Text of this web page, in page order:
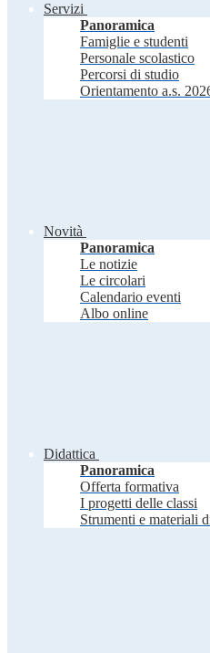
Servizi
Panoramica
Famiglie e studenti
Personale scolastico
Percorsi di studio
Orientamento a.s.
Novità
Panoramica
Le notizie
Le circolari
Calendario eventi
Albo online
Didattica
Panoramica
Offerta formativa
I progetti delle classi
Strumenti e materiali